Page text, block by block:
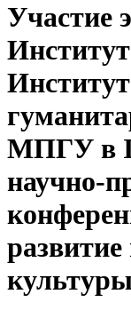
Участие
МПГУ в
научно-